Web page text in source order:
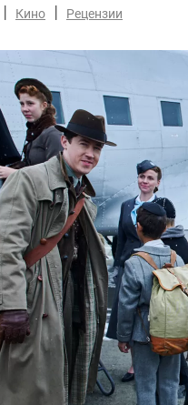
| Кино | Рецензии